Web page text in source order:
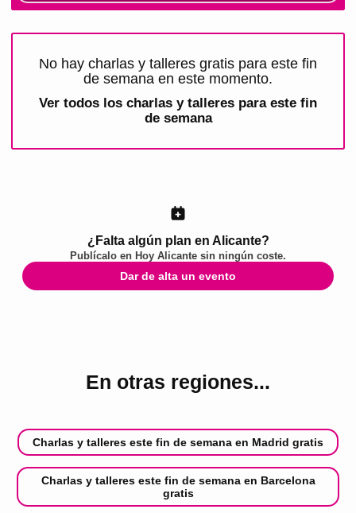
No hay charlas y talleres gratis para este fin
de semana en este momento.
Ver todos los charlas y talleres para este fin
de semana
¿Falta algún plan en Alicante?
Publícalo en Hoy Alicante sin ningún coste.
Dar de alta un evento
En otras regiones...
Charlas y talleres este fin de semana en Madrid gratis
Charlas y talleres este fin de semana en Barcelona
gratis